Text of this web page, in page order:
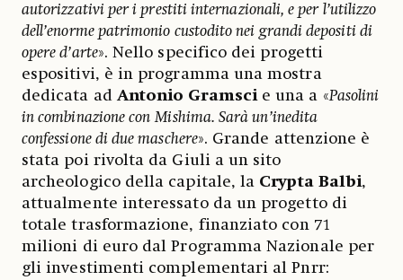
autorizzativi per i prestiti internazionali, e per l’utilizzo
dell’enorme patrimonio custodito nei grandi depositi di
opere d’arte». Nello specifico dei progetti
espositivi, è in programma una mostra
dedicata ad Antonio Gramscie una a «Pasolini
in combinazione con Mishima. Sarà un’inedita
confessione di due maschere». Grande attenzione è
stata poi rivolta da Giuli a un sito
archeologico della capitale, la Crypta Balbi,
attualmente interessato da un progetto di
totale trasformazione, finanziato con 71
milioni di euro dal Programma Nazionale per
gli investimenti complementari al Pnrr: